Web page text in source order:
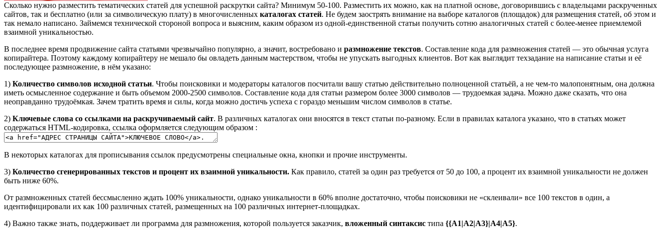
Сколько нужно разместить тематических статей для успешной раскрутки сайта? Минимум 50-100. Разместить их можно, как на платной основе, договорившись с владельцами раскрученных
сайтов, так и бесплатно (или за символическую плату) в многочисленных каталогах статей. Не будем заострять внимание на выборе каталогов (площадок) для размещения статей, об этом и
так немало написано. Займемся технической стороной вопроса и выясним, каким образом из одной-единственной статьи получить сотню аналогичных статей с более-менее приемлемой
взаимной уникальностью.
В последнее время продвижение сайта статьями чрезвычайно популярно, а значит, востребовано и размножение текстов. Составление кода для размножения статей — это обычная услуга
копирайтера. Поэтому каждому копирайтеру не мешало бы овладеть данным мастерством, чтобы не упускать выгодных клиентов. Вот как выглядит техзадание на написание статьи и её
последующее размножение, в нём указано:
1) Количество символов исходной статьи. Чтобы поисковики и модераторы каталогов посчитали вашу статью действительно полноценной статьёй, а не чем-то малопонятным, она должна
иметь осмысленное содержание и быть объемом 2000-2500 символов. Составление кода для статьи размером более 3000 символов — трудоемкая задача. Можно даже сказать, что она
неоправданно трудоёмкая. Зачем тратить время и силы, когда можно достичь успеха с гораздо меньшим числом символов в статье.
2) Ключевые слова со ссылками на раскручиваемый сайт. В различных каталогах они вносятся в текст статьи по-разному. Если в правилах каталога указано, что в статьях может
содержаться HTML-кодировка, ссылка оформляется следующим образом :
В некоторых каталогах для прописывания ссылок предусмотрены специальные окна, кнопки и прочие инструменты.
3) Количество сгенерированных текстов и процент их взаимной уникальности. Как правило, статей за один раз требуется от 50 до 100, а процент их взаимной уникальности не должен
быть ниже 60%.
От размноженных статей бессмысленно ждать 100% уникальности, однако уникальности в 60% вполне достаточно, чтобы поисковики не «склеивали» все 100 текстов в один, а
идентифицировали их как 100 различных статей, размещенных на 100 различных интернет-площадках.
4) Важно также знать, поддерживает ли программа для размножения, которой пользуется заказчик, вложенный синтаксис типа {{A1|A2|A3}|A4|A5}.